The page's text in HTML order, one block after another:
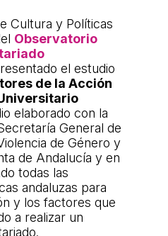
Cultura y Políticas
Observatorio
el estudio
de la Acción
elaborado con la
General de
de Género y
de Andalucía y en
todas las
andaluzas para
y los factores que
a realizar un